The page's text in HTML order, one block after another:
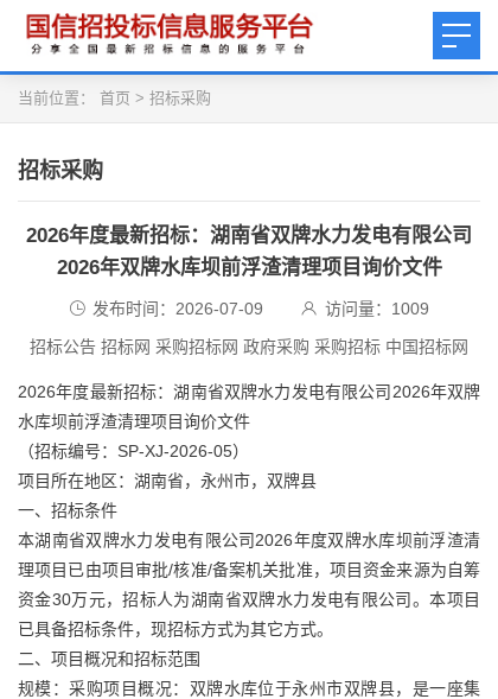
当前位置： 首页 > 招标采购
招标采购
2026年度最新招标：湖南省双牌水力发电有限公司
2026年双牌水库坝前浮渣清理项目询价文件
发布时间：2026-07-09 访问量： 1009
招标公告 招标网 采购招标网 政府采购 采购招标 中国招标网
2026年度最新招标：湖南省双牌水力发电有限公司2026年双牌
水库坝前浮渣清理项目询价文件
（招标编号：SP‑XJ‑2026‑05）
项目所在地区：湖南省，永州市，双牌县
一、招标条件
本湖南省双牌水力发电有限公司2026年度双牌水库坝前浮渣清
理项目已由项目审批/核准/备案机关批准，项目资金来源为自筹
资金30万元，招标人为湖南省双牌水力发电有限公司。本项目
已具备招标条件，现招标方式为其它方式。
二、项目概况和招标范围
规模：采购项目概况：双牌水库位于永州市双牌县，是一座集